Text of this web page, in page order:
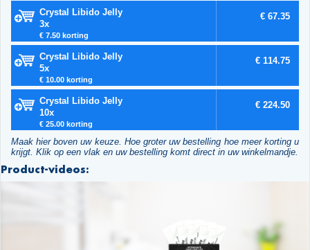
Crystal Libido Jelly
3x
€ 7.50 korting
€ 67.35
Crystal Libido Jelly
5x
€ 10.00 korting
€ 114.75
Crystal Libido Jelly
10x
€ 25.00 korting
€ 224.50
Maak hier boven uw keuze. Hoe groter uw bestelling hoe meer korting u
krijgt. Klik op een vlak en uw bestelling komt direct in uw winkelmandje.
Product-videos: